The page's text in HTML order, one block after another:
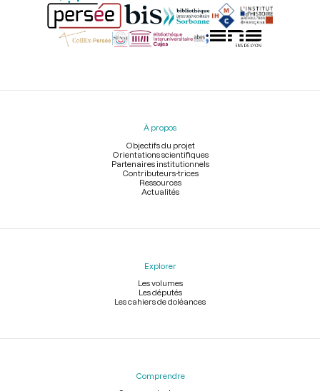
Menu
À propos
Objectifs du projet
Orientations scientifiques
Partenaires institutionnels
Contributeurs-trices
Ressources
Actualités
Explorer
Les volumes
Les députés
Les cahiers de doléances
Comprendre